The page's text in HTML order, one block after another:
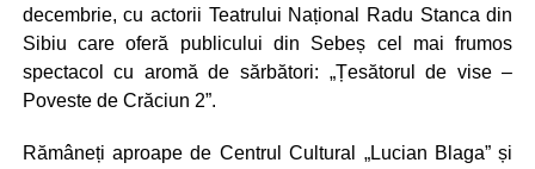
decembrie, cu actorii Teatrului Național Radu Stanca din
Sibiu care oferă publicului din Sebeș cel mai frumos
spectacol cu aromă de sărbători: „Țesătorul de vise –
Poveste de Crăciun 2”.
Rămâneți aproape de Centrul Cultural „Lucian Blaga” și